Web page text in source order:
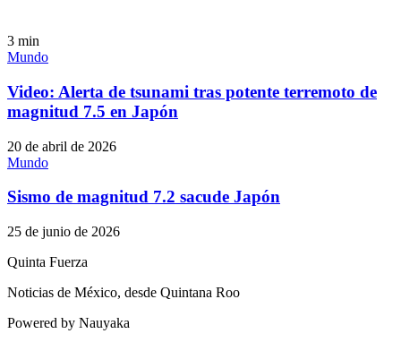
3 min
Mundo
Video: Alerta de tsunami tras potente terremoto de
magnitud 7.5 en Japón
20 de abril de 2026
Mundo
Sismo de magnitud 7.2 sacude Japón
25 de junio de 2026
Quinta Fuerza
Noticias de México, desde Quintana Roo
Powered by Nauyaka